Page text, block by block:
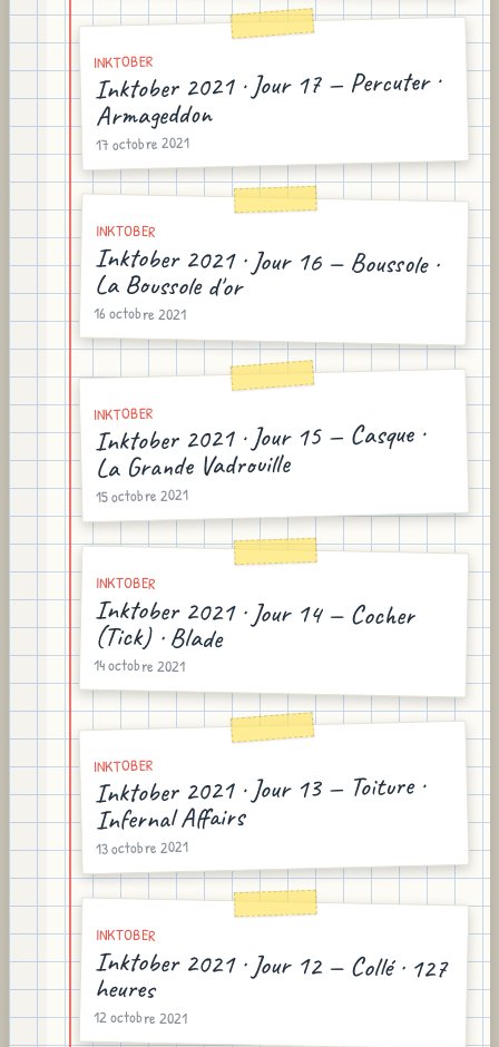
INKTOBER
Inktober 2021 · Jour 17 — Percuter ·
Armageddon
17 octobre 2021
INKTOBER
Inktober 2021 · Jour 16 — Boussole ·
La Boussole d'or
16 octobre 2021
INKTOBER
Inktober 2021 · Jour 15 — Casque ·
La Grande Vadrouille
15 octobre 2021
INKTOBER
Inktober 2021 · Jour 14 — Cocher
(Tick) · Blade
14 octobre 2021
INKTOBER
Inktober 2021 · Jour 13 — Toiture ·
Infernal Affairs
13 octobre 2021
INKTOBER
Inktober 2021 · Jour 12 — Collé · 127
heures
12 octobre 2021